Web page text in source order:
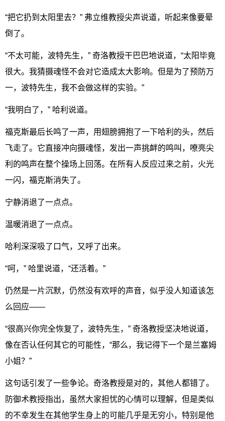
“把它扔到太阳里去？” 弗立维教授尖声说道，听起来像要晕
倒了。
“不太可能，波特先生，” 奇洛教授干巴巴地说道，“太阳毕竟
很大。我猜摄魂怪不会对它造成太大影响。但是为了预防万
一，波特先生，我不会做这样的实验。”
“我明白了，” 哈利说道。
福克斯最后长鸣了一声，用翅膀拥抱了一下哈利的头，然后
飞走了。它直接冲向摄魂怪，发出一声挑衅的鸣叫，嘹亮尖
利的鸣声在整个操场上回荡。在所有人反应过来之前，火光
一闪，福克斯消失了。
宁静消退了一点点。
温暖消退了一点点。
哈利深深吸了口气，又呼了出来。
“呵，” 哈里说道，“还活着。”
仍然是一片沉默，仍然没有欢呼的声音，似乎没人知道该怎
么回应——
“很高兴你完全恢复了，波特先生，” 奇洛教授坚决地说道，
像在否认任何其它的可能性，“那么，我记得下一个是兰塞姆
小姐？”
这句话引发了一些争论。奇洛教授是对的，其他人都错了。
防御术教授指出，虽然大家担忧的心情可以理解，但是类似
的不幸发生在其他学生身上的可能几乎是无穷小，特别是他